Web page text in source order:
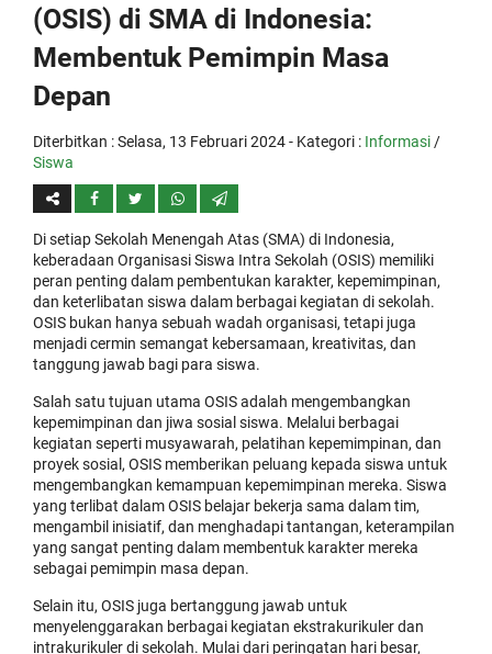
(OSIS) di SMA di Indonesia:
Membentuk Pemimpin Masa
Depan
Diterbitkan :Selasa, 13 Februari 2024- Kategori : Informasi /
Siswa
Di setiap Sekolah Menengah Atas (SMA) di Indonesia,
keberadaan Organisasi Siswa Intra Sekolah (OSIS) memiliki
peran penting dalam pembentukan karakter, kepemimpinan,
dan keterlibatan siswa dalam berbagai kegiatan di sekolah.
OSIS bukan hanya sebuah wadah organisasi, tetapi juga
menjadi cermin semangat kebersamaan, kreativitas, dan
tanggung jawab bagi para siswa.
Salah satu tujuan utama OSIS adalah mengembangkan
kepemimpinan dan jiwa sosial siswa. Melalui berbagai
kegiatan seperti musyawarah, pelatihan kepemimpinan, dan
proyek sosial, OSIS memberikan peluang kepada siswa untuk
mengembangkan kemampuan kepemimpinan mereka. Siswa
yang terlibat dalam OSIS belajar bekerja sama dalam tim,
mengambil inisiatif, dan menghadapi tantangan, keterampilan
yang sangat penting dalam membentuk karakter mereka
sebagai pemimpin masa depan.
Selain itu, OSIS juga bertanggung jawab untuk
menyelenggarakan berbagai kegiatan ekstrakurikuler dan
intrakurikuler di sekolah. Mulai dari peringatan hari besar,